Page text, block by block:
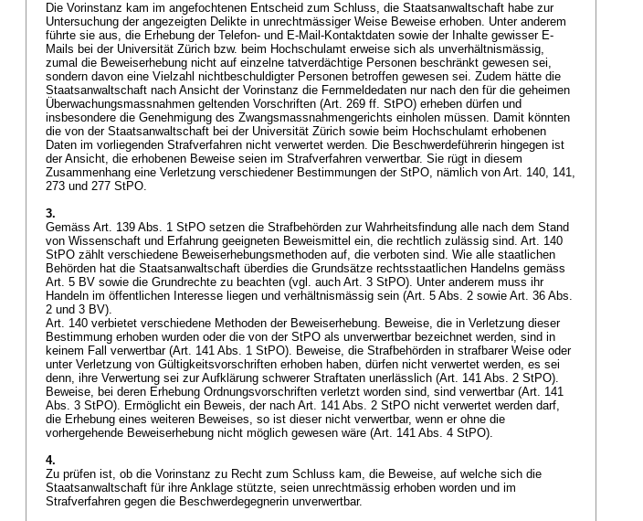
Die Vorinstanz kam im angefochtenen Entscheid zum Schluss, die Staatsanwaltschaft habe zur
Untersuchung der angezeigten Delikte in unrechtmässiger Weise Beweise erhoben. Unter anderem
führte sie aus, die Erhebung der Telefon- und E-Mail-Kontaktdaten sowie der Inhalte gewisser E-
Mails bei der Universität Zürich bzw. beim Hochschulamt erweise sich als unverhältnismässig,
zumal die Beweiserhebung nicht auf einzelne tatverdächtige Personen beschränkt gewesen sei,
sondern davon eine Vielzahl nichtbeschuldigter Personen betroffen gewesen sei. Zudem hätte die
Staatsanwaltschaft nach Ansicht der Vorinstanz die Fernmeldedaten nur nach den für die geheimen
Überwachungsmassnahmen geltenden Vorschriften (Art. 269 ff. StPO) erheben dürfen und
insbesondere die Genehmigung des Zwangsmassnahmengerichts einholen müssen. Damit könnten
die von der Staatsanwaltschaft bei der Universität Zürich sowie beim Hochschulamt erhobenen
Daten im vorliegenden Strafverfahren nicht verwertet werden. Die Beschwerdeführerin hingegen ist
der Ansicht, die erhobenen Beweise seien im Strafverfahren verwertbar. Sie rügt in diesem
Zusammenhang eine Verletzung verschiedener Bestimmungen der StPO, nämlich von Art. 140, 141,
273 und 277 StPO.
3.
Gemäss Art. 139 Abs. 1 StPO setzen die Strafbehörden zur Wahrheitsfindung alle nach dem Stand
von Wissenschaft und Erfahrung geeigneten Beweismittel ein, die rechtlich zulässig sind. Art. 140
StPO zählt verschiedene Beweiserhebungsmethoden auf, die verboten sind. Wie alle staatlichen
Behörden hat die Staatsanwaltschaft überdies die Grundsätze rechtsstaatlichen Handelns gemäss
Art. 5 BV sowie die Grundrechte zu beachten (vgl. auch Art. 3 StPO). Unter anderem muss ihr
Handeln im öffentlichen Interesse liegen und verhältnismässig sein (Art. 5 Abs. 2 sowie Art. 36 Abs.
2 und 3 BV).
Art. 140 verbietet verschiedene Methoden der Beweiserhebung. Beweise, die in Verletzung dieser
Bestimmung erhoben wurden oder die von der StPO als unverwertbar bezeichnet werden, sind in
keinem Fall verwertbar (Art. 141 Abs. 1 StPO). Beweise, die Strafbehörden in strafbarer Weise oder
unter Verletzung von Gültigkeitsvorschriften erhoben haben, dürfen nicht verwertet werden, es sei
denn, ihre Verwertung sei zur Aufklärung schwerer Straftaten unerlässlich (Art. 141 Abs. 2 StPO).
Beweise, bei deren Erhebung Ordnungsvorschriften verletzt worden sind, sind verwertbar (Art. 141
Abs. 3 StPO). Ermöglicht ein Beweis, der nach Art. 141 Abs. 2 StPO nicht verwertet werden darf,
die Erhebung eines weiteren Beweises, so ist dieser nicht verwertbar, wenn er ohne die
vorhergehende Beweiserhebung nicht möglich gewesen wäre (Art. 141 Abs. 4 StPO).
4.
Zu prüfen ist, ob die Vorinstanz zu Recht zum Schluss kam, die Beweise, auf welche sich die
Staatsanwaltschaft für ihre Anklage stützte, seien unrechtmässig erhoben worden und im
Strafverfahren gegen die Beschwerdegegnerin unverwertbar.